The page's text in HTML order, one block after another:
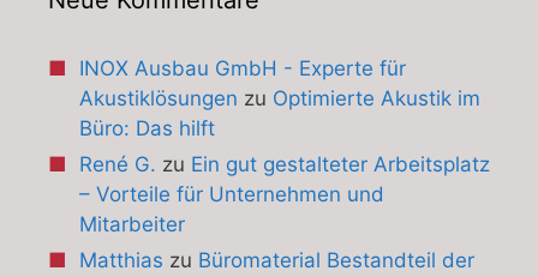
INOX Ausbau GmbH - Experte für
Akustiklösungen zu Optimierte Akustik im
Büro: Das hilft
René G. zu Ein gut gestalteter Arbeitsplatz
– Vorteile für Unternehmen und
Mitarbeiter
Matthias zu Büromaterial Bestandteil der